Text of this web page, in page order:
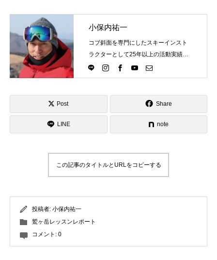
小保内祐一
コブ斜面を専門にしたスキーインスト
ラクターとして25年以上の活動実績。
Directlineスキースクール代表として、
スキーインストラクターが職業選択の
Post Share
LINE note
この記事のタイトルとURLをコピーする
投稿者: 小保内祐一
鷲ヶ岳レッスンレポート
コメント: 0